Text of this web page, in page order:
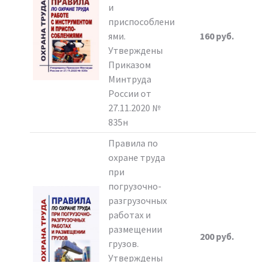
и
приспособлени
ями.
Утверждены
Приказом
Минтруда
России от
27.11.2020 №
835н
160 руб.
Правила по
охране труда
при
погрузочно-
разгрузочных
работах и
размещении
грузов.
Утверждены
200 руб.